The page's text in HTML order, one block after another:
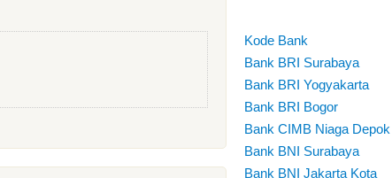
Kode Bank
Bank BRI Surabaya
Bank BRI Yogyakarta
Bank BRI Bogor
Bank CIMB Niaga Depok
Bank BNI Surabaya
Bank BNI Jakarta Kota